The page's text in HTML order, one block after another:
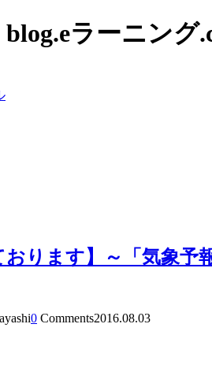
ラーニング
おります】～「気象
0 Comments2016.08.03